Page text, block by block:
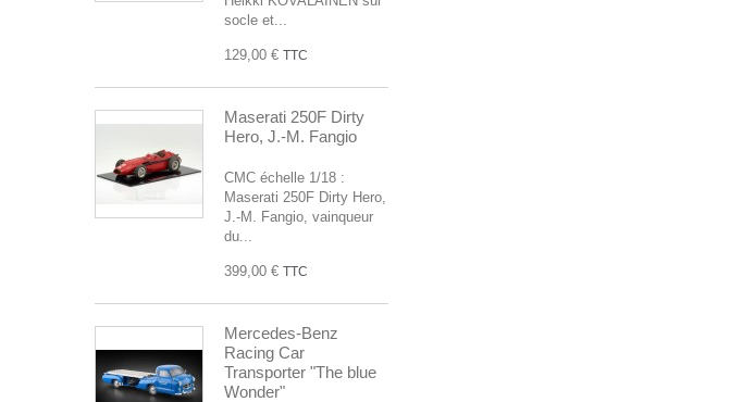
socle et...
129,00 € TTC
Maserati 250F Dirty
Hero, J.-M. Fangio
CMC échelle 1/18 :
Maserati 250F Dirty Hero,
J.-M. Fangio, vainqueur
du...
399,00 € TTC
Mercedes-Benz
Racing Car
Transporter "The blue
Wonder"